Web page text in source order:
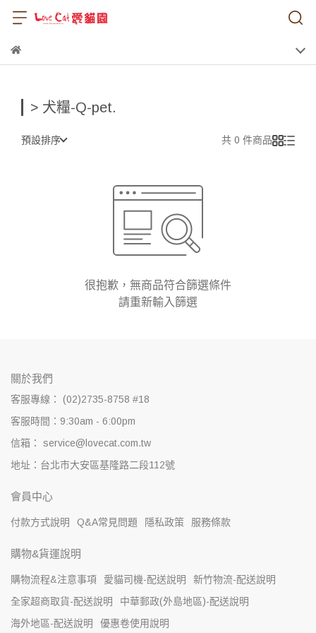
> 犬糧-Q-pet.
預設排序 共 0 件商品
很抱歉，無商品符合篩選條件
請重新輸入篩選
關於我們
客服專線： (02)2735-8758 #18
客服時間：9:30am - 6:00pm
信箱： service@lovecat.com.tw
地址：台北市大安區基隆路二段112號
會員中心
付款方式說明 Q&A常見問題 隱私政策 服務條款
購物&貨運說明
購物流程&注意事項 愛貓司機-配送說明
新竹物流-配送說明
全家超商取貨-配送說明
中華郵政(外島地區)-配送說明
海外地區-配送說明
優惠卷使用說明